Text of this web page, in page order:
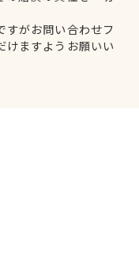
すがお問い合わせフ
けますようお願いい